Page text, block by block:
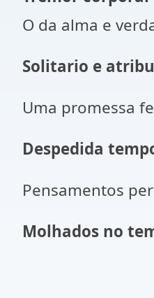
O da alma e
Solitario e
Uma promessa
Despedida
Pensamentos
Molhados no